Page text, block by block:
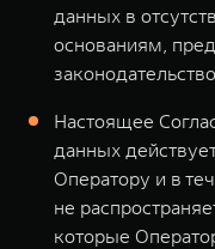
данных в
основаниям,
Настоящее
данных
Оператору и в
не
которые